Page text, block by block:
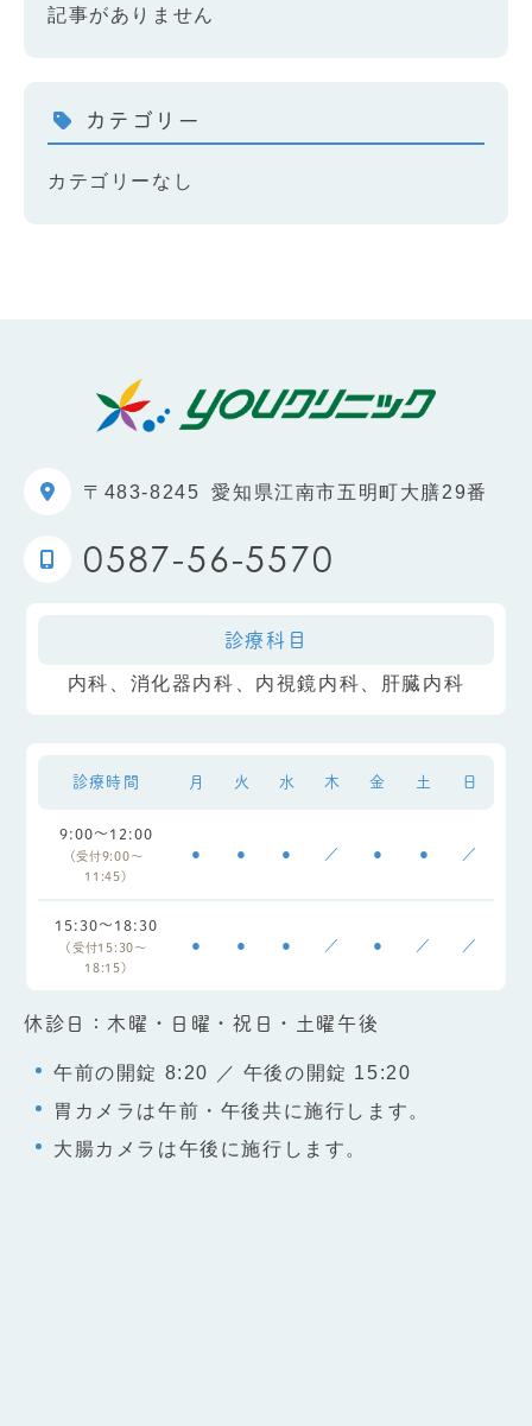
記事がありません
カテゴリー
カテゴリーなし
〒483-8245 愛知県江南市五明町大膳29番
0587-56-5570
診療科目
内科、消化器内科、内視鏡内科、肝臓内科
診療時間 月 火 水 木 金 土 日
9:00～12:00
(受付9:00～
11:45)
● ● ● ／ ● ● ／
15:30～18:30
(受付15:30～
18:15)
● ● ● ／ ● ／ ／
休診日：木曜・日曜・祝日・土曜午後
午前の開錠 8:20 ／ 午後の開錠 15:20
胃カメラは午前・午後共に施行します。
大腸カメラは午後に施行します。